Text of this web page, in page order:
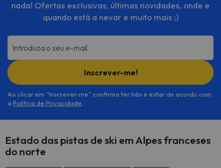
nada! Ofertas exclusivas, últimas novidades, onde e
quando está a nevar e muito mais ;)
Introduza o seu e-mail
Inscrever-me!
Ao clicar em ''Inscrever-me'' confirma ter lido e estar de acordo com
a Política de Privacidade
Estado das pistas de ski em Alpes franceses
do norte